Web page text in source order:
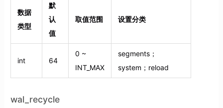
数据
类型
默
认
值
取值范围 设置分类
int 64
0 ~
INT_MAX
segments；
system；reload
wal_recycle